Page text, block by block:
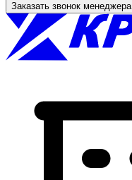
Заказать звонок менеджера